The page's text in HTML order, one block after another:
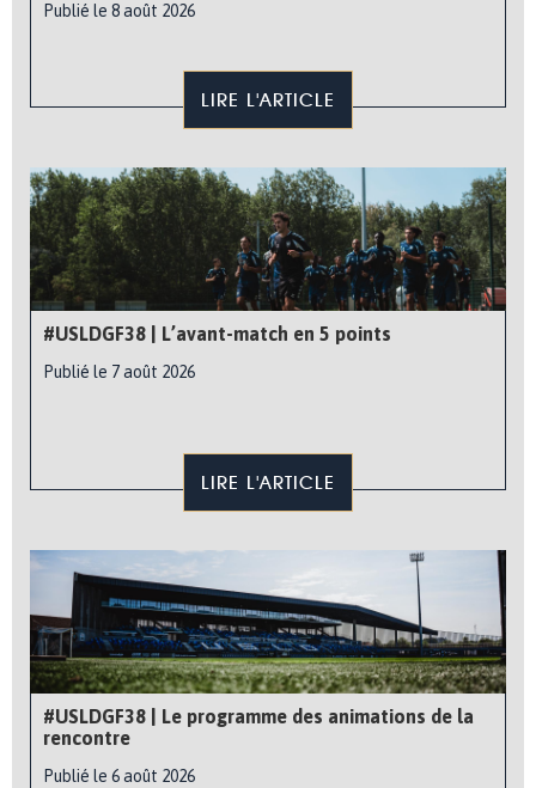
Publié le 8 août 2026
LIRE L'ARTICLE
#USLDGF38 | L’avant-match en 5 points
Publié le 7 août 2026
LIRE L'ARTICLE
#USLDGF38 | Le programme des animations de la
rencontre
Publié le 6 août 2026